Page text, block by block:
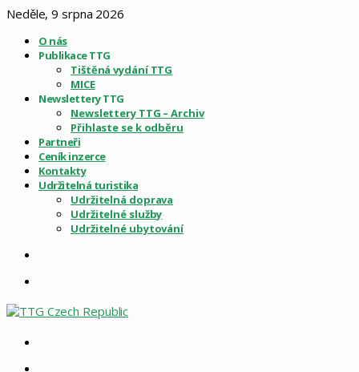
Neděle, 9 srpna 2026
O nás
Publikace TTG
Tištěná vydání TTG
MICE
Newslettery TTG
Newslettery TTG – Archiv
Přihlaste se k odběru
Partneři
Ceník inzerce
Kontakty
Udržitelná turistika
Udržitelná doprava
Udržitelné služby
Udržitelné ubytování